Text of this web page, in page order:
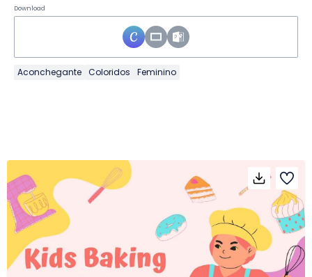
Download
Aconchegante Coloridos Feminino